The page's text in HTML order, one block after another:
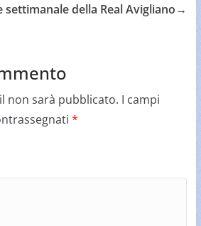
della Real Avigliano→
non sarà pubblicato. I campi
*